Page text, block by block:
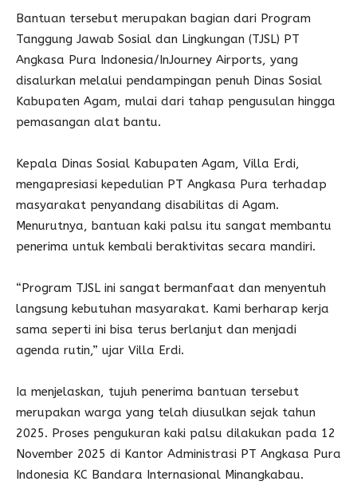
Bantuan tersebut merupakan bagian dari Program
Tanggung Jawab Sosial dan Lingkungan (TJSL) PT
Angkasa Pura Indonesia/InJourney Airports, yang
disalurkan melalui pendampingan penuh Dinas Sosial
Kabupaten Agam, mulai dari tahap pengusulan hingga
pemasangan alat bantu.
Kepala Dinas Sosial Kabupaten Agam, Villa Erdi,
mengapresiasi kepedulian PT Angkasa Pura terhadap
masyarakat penyandang disabilitas di Agam.
Menurutnya, bantuan kaki palsu itu sangat membantu
penerima untuk kembali beraktivitas secara mandiri.
“Program TJSL ini sangat bermanfaat dan menyentuh
langsung kebutuhan masyarakat. Kami berharap kerja
sama seperti ini bisa terus berlanjut dan menjadi
agenda rutin,” ujar Villa Erdi.
Ia menjelaskan, tujuh penerima bantuan tersebut
merupakan warga yang telah diusulkan sejak tahun
2025. Proses pengukuran kaki palsu dilakukan pada 12
November 2025 di Kantor Administrasi PT Angkasa Pura
Indonesia KC Bandara Internasional Minangkabau.